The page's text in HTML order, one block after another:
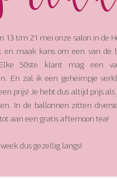
13 t/m 21 mei onze salon in de
en maak kans om een van de
50ste klant mag een
En zal ik een geheimpje
prijs! Je hebt dus altijd prijs
In de ballonnen zitten
aan een gratis afternoon tea!
dus gezellig langs!